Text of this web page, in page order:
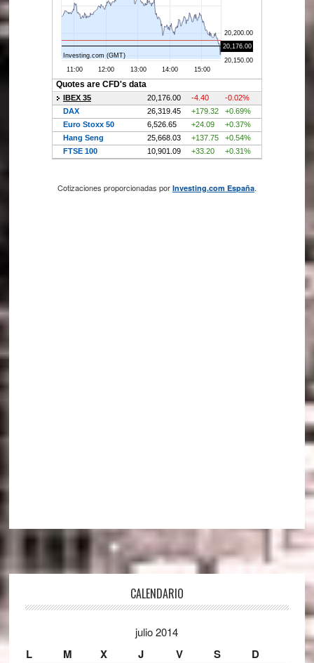
Cotizaciones proporcionadas por Investing.com España.
CALENDARIO
julio 2014
L M X J V S D